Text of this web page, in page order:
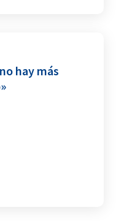
hay más